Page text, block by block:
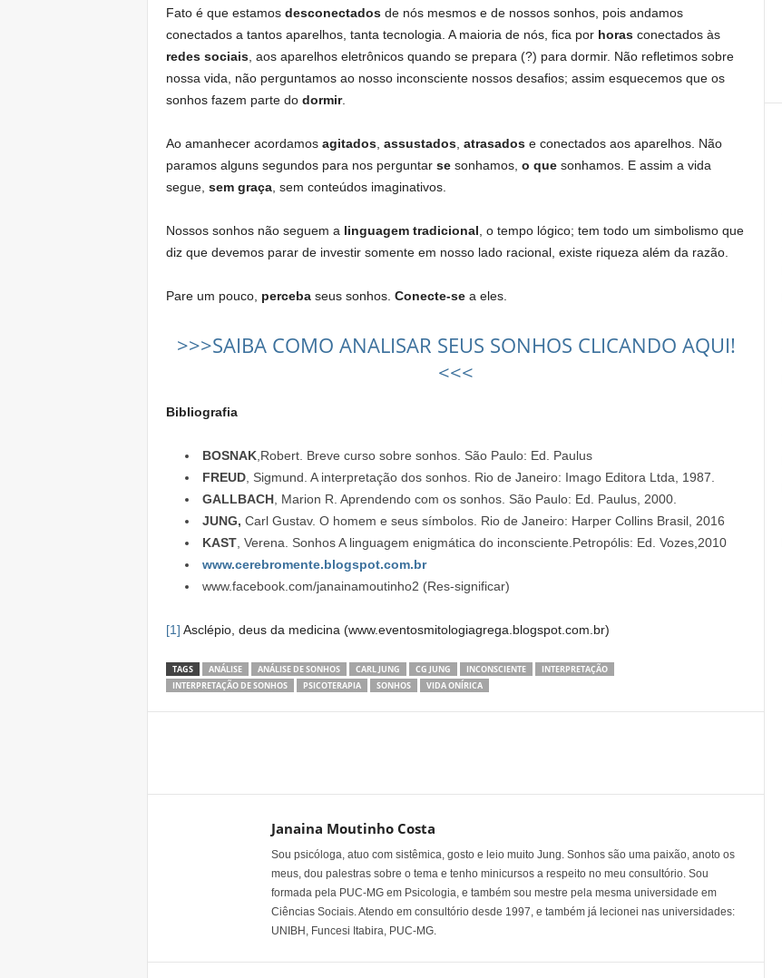
Fato é que estamos desconectadosde nós mesmos e de nossos sonhos, pois andamos
conectados a tantos aparelhos, tanta tecnologia. A maioria de nós, fica por horasconectados às
redes sociais, aos aparelhos eletrônicos quando se prepara (?) para dormir. Não refletimos sobre
nossa vida, não perguntamos ao nosso inconsciente nossos desafios; assim esquecemos que os
sonhos fazem parte do dormir.
Ao amanhecer acordamos agitados, assustados, atrasadose conectados aos aparelhos. Não
paramos alguns segundos para nos perguntar sesonhamos, o quesonhamos. E assim a vida
segue, sem graça, sem conteúdos imaginativos.
Nossos sonhos não seguem a linguagem tradicional , o tempo lógico; tem todo um simbolismo que
diz que devemos parar de investir somente em nosso lado racional, existe riqueza além da razão.
Pare um pouco, percebaseus sonhos. Conecte-sea eles.
>>>SAIBA COMO ANALISAR SEUS SONHOS CLICANDO AQUI!
<<<
Bibliografia
BOSNAK,Robert. Breve curso sobre sonhos. São Paulo: Ed. Paulus
FREUD, Sigmund. A interpretação dos sonhos. Rio de Janeiro: Imago Editora Ltda, 1987.
GALLBACH, Marion R. Aprendendo com os sonhos. São Paulo: Ed. Paulus, 2000.
JUNG, Carl Gustav. O homem e seus símbolos. Rio de Janeiro: Harper Collins Brasil, 2016
KAST, Verena. Sonhos A linguagem enigmática do inconsciente.Petropólis: Ed. Vozes,2010
www.cerebromente.blogspot.com.br
www.facebook.com/janainamoutinho2 (Res-significar)
[1] Asclépio, deus da medicina (www.eventosmitologiagrega.blogspot.com.br)
TAGS ANÁLISE ANÁLISE DE SONHOS CARL JUNG CG JUNG INCONSCIENTE
INTERPRETAÇÃO
INTERPRETAÇÃO DE SONHOS
PSICOTERAPIA SONHOS VIDA ONÍRICA
Janaina Moutinho Costa
Sou psicóloga, atuo com sistêmica, gosto e leio muito Jung. Sonhos são uma paixão, anoto os
meus, dou palestras sobre o tema e tenho minicursos a respeito no meu consultório. Sou
formada pela PUC-MG em Psicologia, e também sou mestre pela mesma universidade em
Ciências Sociais. Atendo em consultório desde 1997, e também já lecionei nas universidades:
UNIBH, Funcesi Itabira, PUC-MG.